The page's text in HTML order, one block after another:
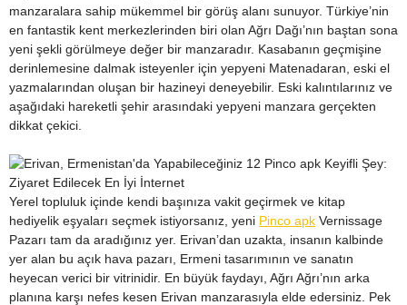
manzaralara sahip mükemmel bir görüş alanı sunuyor. Türkiye’nin
en fantastik kent merkezlerinden biri olan Ağrı Dağı’nın baştan sona
yeni şekli görülmeye değer bir manzaradır. Kasabanın geçmişine
derinlemesine dalmak isteyenler için yepyeni Matenadaran, eski el
yazmalarından oluşan bir hazineyi deneyebilir. Eski kalıntılarınız ve
aşağıdaki hareketli şehir arasındaki yepyeni manzara gerçekten
dikkat çekici.
Yerel topluluk içinde kendi başınıza vakit geçirmek ve kitap
hediyelik eşyaları seçmek istiyorsanız, yeni Pinco apk Vernissage
Pazarı tam da aradığınız yer. Erivan’dan uzakta, insanın kalbinde
yer alan bu açık hava pazarı, Ermeni tasarımının ve sanatın
heyecan verici bir vitrinidir. En büyük faydayı, Ağrı Ağrı’nın arka
planına karşı nefes kesen Erivan manzarasıyla elde edersiniz. Pek